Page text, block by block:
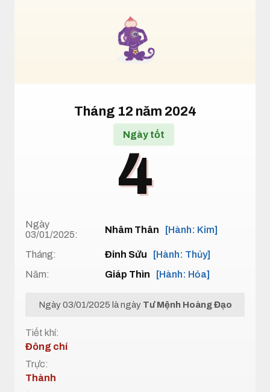
Tháng 12 năm 2024
Ngày tốt
4
Ngày
03/01/2025:
Nhâm Thân [Hành: Kim]
Tháng: Đinh Sửu
[Hành: Thủy]
Năm:
Giáp Thìn [Hành: Hỏa]
Ngày 03/01/2025 là ngày Tư Mệnh Hoàng Đạo
Tiết khí:
Đông chí
Trực:
Thành